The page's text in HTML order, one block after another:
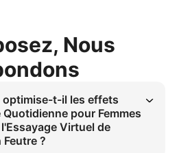
Nous
optimise-t-il les effets
pour Femmes
Virtuel de
Feutre ?